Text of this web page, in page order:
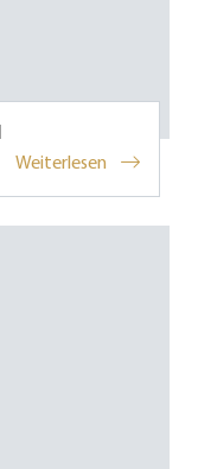
Weiterlesen